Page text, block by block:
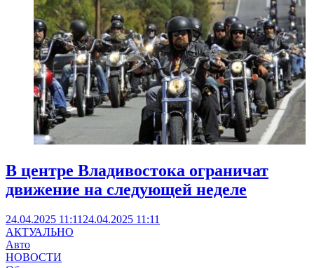
В центре Владивостока ограничат
движение на следующей неделе
24.04.2025 11:11 24.04.2025 11:11
АКТУАЛЬНО
Авто
НОВОСТИ